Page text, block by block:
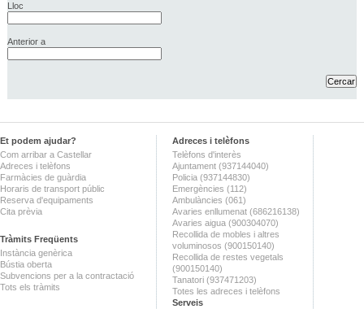
Lloc
Anterior a
Et podem ajudar?
Com arribar a Castellar
Adreces i telèfons
Farmàcies de guàrdia
Horaris de transport públic
Reserva d'equipaments
Cita prèvia
Tràmits Freqüents
Instància genèrica
Bústia oberta
Subvencions per a la contractació
Tots els tràmits
Adreces i telèfons
Telèfons d'interès
Ajuntament (937144040)
Policia (937144830)
Emergències (112)
Ambulàncies (061)
Avaries enllumenat (686216138)
Avaries aigua (900304070)
Recollida de mobles i altres
voluminosos (900150140)
Recollida de restes vegetals
(900150140)
Tanatori (937471203)
Totes les adreces i telèfons
Serveis